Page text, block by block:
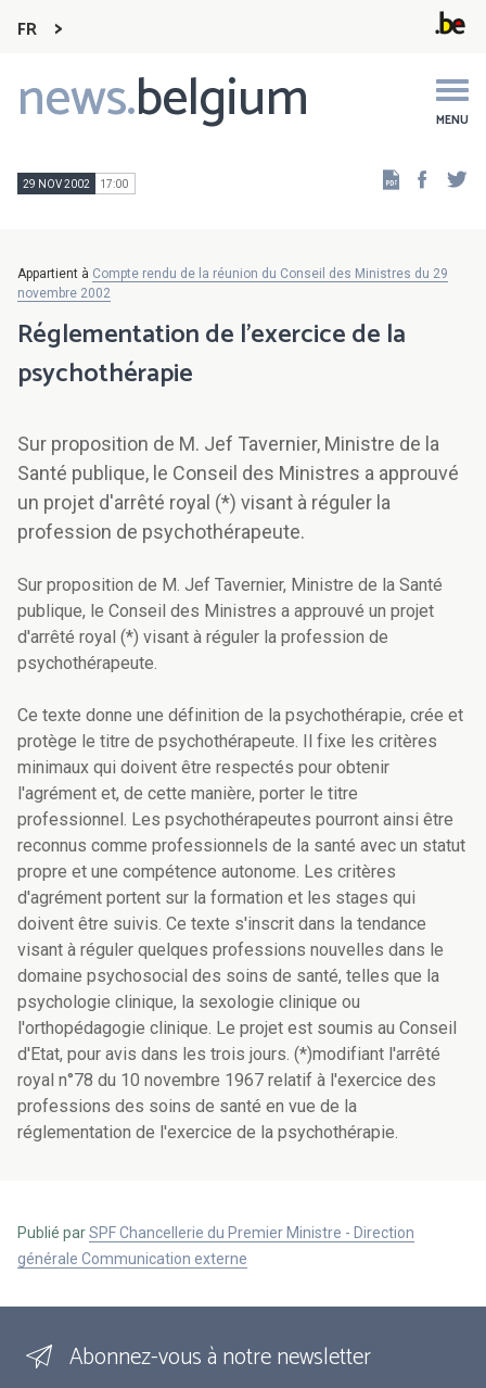
FR
news.belgium MENU
Main
navigation
29 NOV 2002 17:00
Appartient à Compte rendu de la réunion du Conseil des Ministres du 29
novembre 2002
Réglementation de l'exercice de la
psychothérapie
Sur proposition de M. Jef Tavernier, Ministre de la
Santé publique, le Conseil des Ministres a approuvé
un projet d'arrêté royal (*) visant à réguler la
profession de psychothérapeute.
Sur proposition de M. Jef Tavernier, Ministre de la Santé
publique, le Conseil des Ministres a approuvé un projet
d'arrêté royal (*) visant à réguler la profession de
psychothérapeute.
Ce texte donne une définition de la psychothérapie, crée et
protège le titre de psychothérapeute. Il fixe les critères
minimaux qui doivent être respectés pour obtenir
l'agrément et, de cette manière, porter le titre
professionnel. Les psychothérapeutes pourront ainsi être
reconnus comme professionnels de la santé avec un statut
propre et une compétence autonome. Les critères
d'agrément portent sur la formation et les stages qui
doivent être suivis. Ce texte s'inscrit dans la tendance
visant à réguler quelques professions nouvelles dans le
domaine psychosocial des soins de santé, telles que la
psychologie clinique, la sexologie clinique ou
l'orthopédagogie clinique. Le projet est soumis au Conseil
d'Etat, pour avis dans les trois jours. (*)modifiant l'arrêté
royal n°78 du 10 novembre 1967 relatif à l'exercice des
professions des soins de santé en vue de la
réglementation de l'exercice de la psychothérapie.
Publié parSPF Chancellerie du Premier Ministre - Direction
générale Communication externe
Abonnez-vous à notre newsletter